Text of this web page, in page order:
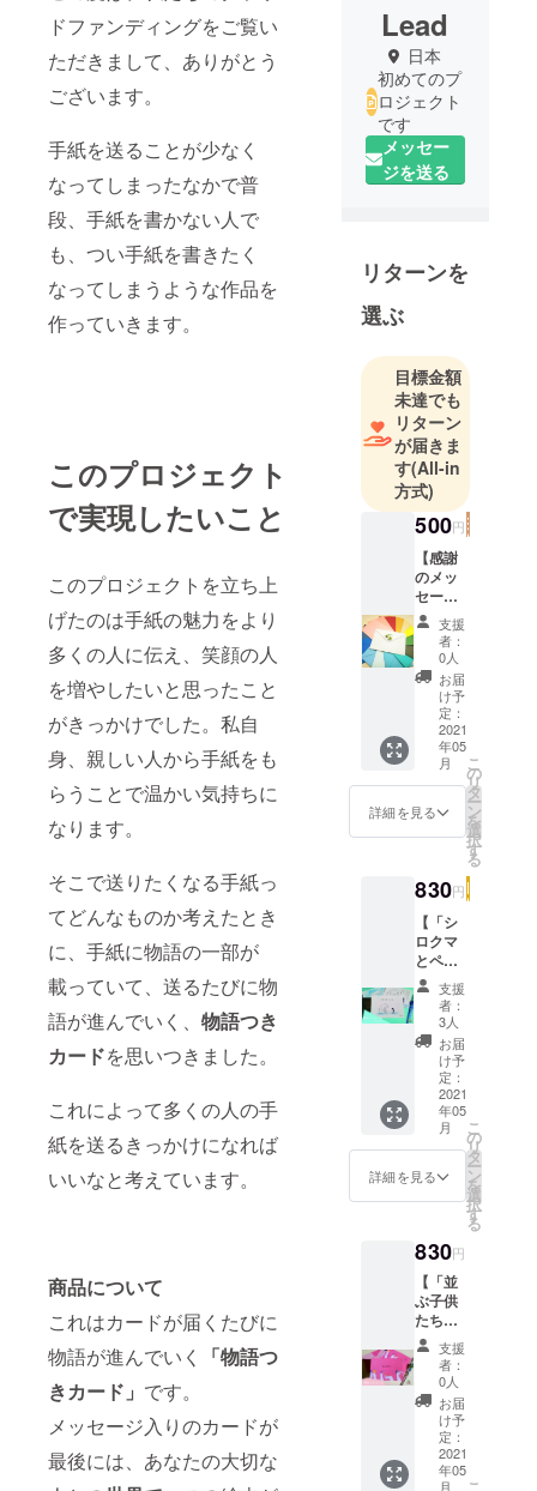
ドファンディングをご覧い
ただきまして、ありがとう
ございます。
手紙を送ることが少なく
なってしまったなかで普
段、手紙を書かない人で
も、つい手紙を書きたく
なってしまうような作品を
作っていきます。
このプロジェクト
で実現したいこと
このプロジェクトを立ち上
げたのは手紙の魅力をより
多くの人に伝え、笑顔の人
を増やしたいと思ったこと
がきっかけでした。私自
身、親しい人から手紙をも
らうことで温かい気持ちに
なります。
そこで送りたくなる手紙っ
てどんなものか考えたとき
に、手紙に物語の一部が
載っていて、送るたびに物
語が進んでいく、 物語つき
カードを思いつきました。
これによって多くの人の手
紙を送るきっかけになれば
いいなと考えています。
商品について
これはカードが届くたびに
物語が進んでいく
「物語つ
きカード」 です。
メッセージ入りのカードが
最後には、あなたの大切な
Lead
日本
初めてのプ
ロジェクト
です
メッセー
ジを送る
リターンを
選ぶ
目標金額
未達でも
リターン
が届きま
す(All-in
方式)
500円
【感謝
のメッ
セー
ジ】こ
のリ
ターン
を購入
して頂
いた方
には主
催者か
らの感
謝の
メッ
セージ
が届き
メール
でお届
けした
いと思
いま
す。
支援
者：
0人
お届
け予
定：
2021
年05
月
詳細を見る
こ
の
リ
タ
ー
ン
を
選
択
す
る
830円
【「シ
ロクマ
とペン
ギン」
権】こ
のリ
ターン
を購入
して頂
いた方
には
「シロ
クマと
ペンギ
ン」を1
セット
ていた
だきま
す。
支援
者：
3人
お届
け予
定：
2021
年05
月
詳細を見る
こ
の
リ
タ
ー
ン
を
選
択
す
る
830円
【「並
ぶ子供
たち」
権】こ
のリ
ターン
を購入
して頂
いた方
には
「並ぶ
支援
者：
0人
お届
け予
定：
2021
年05
月